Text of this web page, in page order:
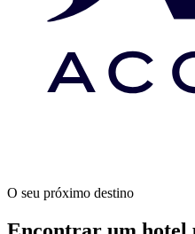
O seu próximo destino